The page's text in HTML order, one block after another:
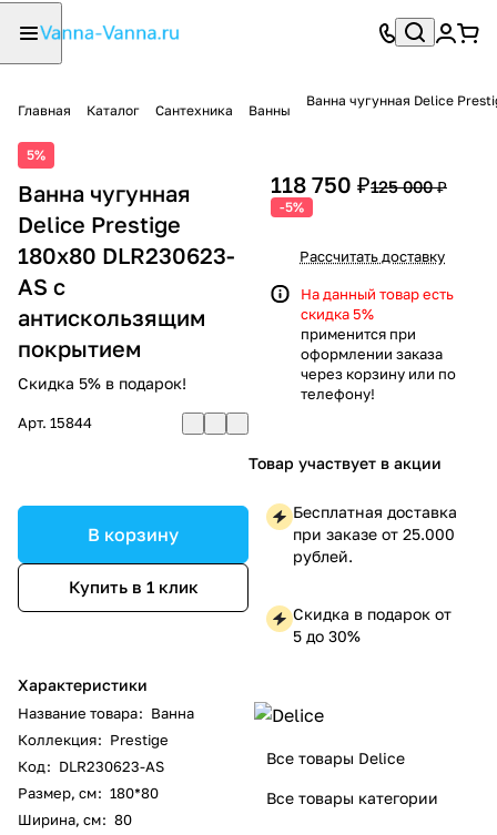
Главная Каталог Сантехника Ванны
Ванна чугунная Delice
5%
Ванна чугунная
Delice Prestige
180х80 DLR230623-
AS с
антискользящим
покрытием
Скидка 5% в подарок!
Арт. 15844
В корзину
Купить в 1 клик
Характеристики
Название товара: Ванна
Коллекция: Prestige
Код: DLR230623-AS
Размер, см: 180*80
Ширина, см: 80
118 750 ₽125 000 ₽
-5%
Рассчитать доставку
На данный товар есть
скидка 5%
применится при
оформлении заказа
через корзину или по
телефону!
Товар участвует в акции
Бесплатная доставка
при заказе от 25.000
рублей.
Скидка в подарок от
5 до 30%
Все товары Delice
Все товары категории